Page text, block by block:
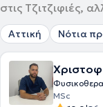
στις Τζιτζιφιές,
Αττική Νότια
MSc